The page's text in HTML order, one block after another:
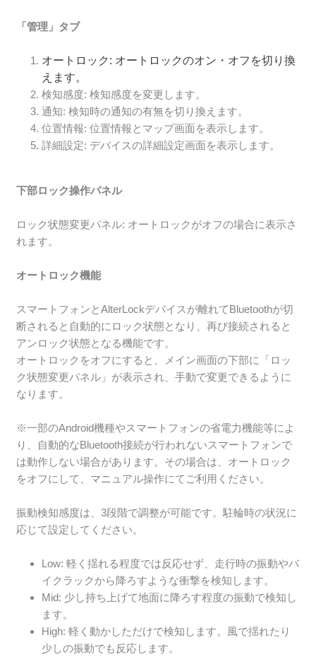
「管理」タブ
オートロック: オートロックのオン・オフを切り換
えます。
検知感度: 検知感度を変更します。
通知: 検知時の通知の有無を切り換えます。
位置情報: 位置情報とマップ画面を表示します。
詳細設定: デバイスの詳細設定画面を表示します。
下部ロック操作パネル
ロック状態変更パネル: オートロックがオフの場合に表示さ
れます。
オートロック機能
スマートフォンとAlterLockデバイスが離れてBluetoothが切
断されると自動的にロック状態となり、再び接続されると
アンロック状態となる機能です。
オートロックをオフにすると、メイン画面の下部に「ロッ
ク状態変更パネル」が表示され、手動で変更できるように
なります。
※一部のAndroid機種やスマートフォンの省電力機能等によ
り、自動的なBluetooth接続が行われないスマートフォンで
は動作しない場合があります。その場合は、オートロック
をオフにして、マニュアル操作にてご利用ください。
振動検知感度は、3段階で調整が可能です。駐輪時の状況に
応じて設定してください。
Low: 軽く揺れる程度では反応せず、走行時の振動やバ
イクラックから降ろすような衝撃を検知します。
Mid: 少し持ち上げて地面に降ろす程度の振動で検知し
ます。
High: 軽く動かしただけで検知します。風で揺れたり
少しの振動でも反応します。